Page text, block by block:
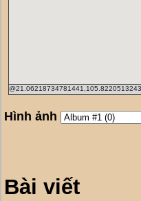
Hình ảnh
Bài viết